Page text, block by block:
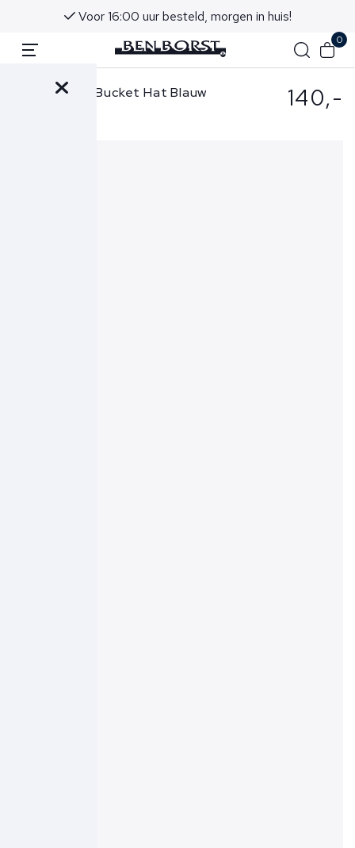
Voor 16:00 uur besteld, morgen in huis!
0
Stone Island Bucket Hat Blauw 140,-